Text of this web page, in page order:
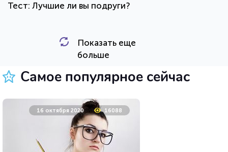
Тест: Лучшие ли вы подруги?
HTML - код
26 июля 2021
Показать еще
больше
Самое популярное сейчас
16 октября 2020 16088